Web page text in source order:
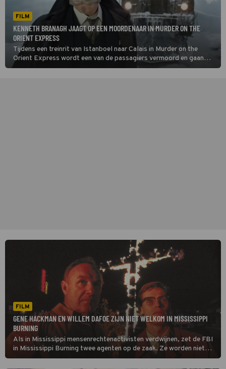
FILM
KENNETH BRANAGH JAAGT OP EEN MOORDENAAR IN MURDER ON THE
ORIENT EXPRESS
Tijdens een treinrit van Istanboel naar Calais in Murder on the
Orient Express wordt een van de passagiers vermoord en gaan
detective Hercule Poirot en zijn snor uitzoeken wie van de andere
FILM
GENE HACKMAN EN WILLEM DAFOE ZIJN NIET WELKOM IN MISSISSIPPI
BURNING
Als in Mississippi mensenrechtenactivisten verdwijnen, zet de FBI
in Mississippi Burning twee agenten op de zaak. Ze worden niet
met open armen ontvangen door de dorpelingen.